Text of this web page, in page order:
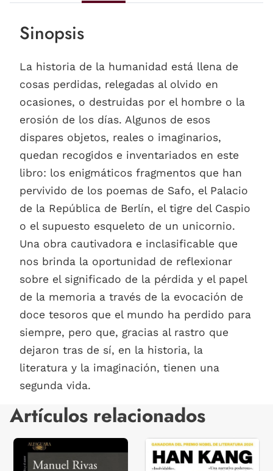
Sinopsis
La historia de la humanidad está llena de
cosas perdidas, relegadas al olvido en
ocasiones, o destruidas por el hombre o la
erosión de los días. Algunos de esos
dispares objetos, reales o imaginarios,
quedan recogidos e inventariados en este
libro: los enigmáticos fragmentos que han
pervivido de los poemas de Safo, el Palacio
de la República de Berlín, el tigre del Caspio
o el supuesto esqueleto de un unicornio.
Una obra cautivadora e inclasificable que
nos brinda la oportunidad de reflexionar
sobre el significado de la pérdida y el papel
de la memoria a través de la evocación de
doce tesoros que el mundo ha perdido para
siempre, pero que, gracias al rastro que
dejaron tras de sí, en la historia, la
literatura y la imaginación, tienen una
segunda vida.
Artículos relacionados